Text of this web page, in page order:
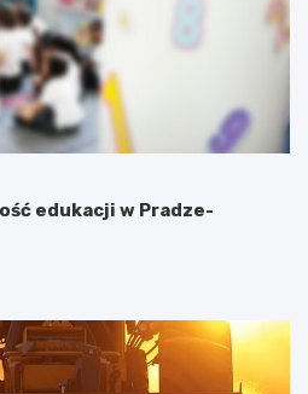
edukacji w Pradze-